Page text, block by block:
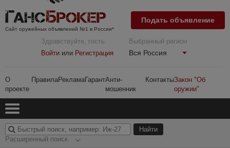
Сайт оружейных объявлений №1 в России*
Здравствуйте, гость
Войти или Регистрация
Выбранный регион
Вся Россия
О
проекте
ПравилаРекламаГарантАнти-
мошенник
КонтактыЗакон "Об
оружии"
Подать объявление
Расширенный поиск